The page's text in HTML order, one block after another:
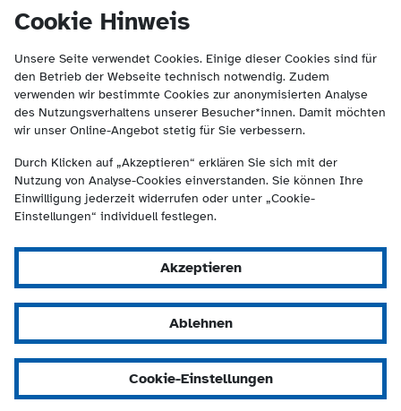
Cookie Hinweis
Unsere Seite verwendet Cookies. Einige dieser Cookies sind für
den Betrieb der Webseite technisch notwendig. Zudem
verwenden wir bestimmte Cookies zur anonymisierten Analyse
des Nutzungsverhaltens unserer Besucher*innen. Damit möchten
wir unser Online-Angebot stetig für Sie verbessern.
Durch Klicken auf „Akzeptieren“ erklären Sie sich mit der
Nutzung von Analyse-Cookies einverstanden. Sie können Ihre
Einwilligung jederzeit widerrufen oder unter „Cookie-
Einstellungen“ individuell festlegen.
Akzeptieren
Ablehnen
Cookie-Einstellungen
springen
(Kontakt und Suche) springen.